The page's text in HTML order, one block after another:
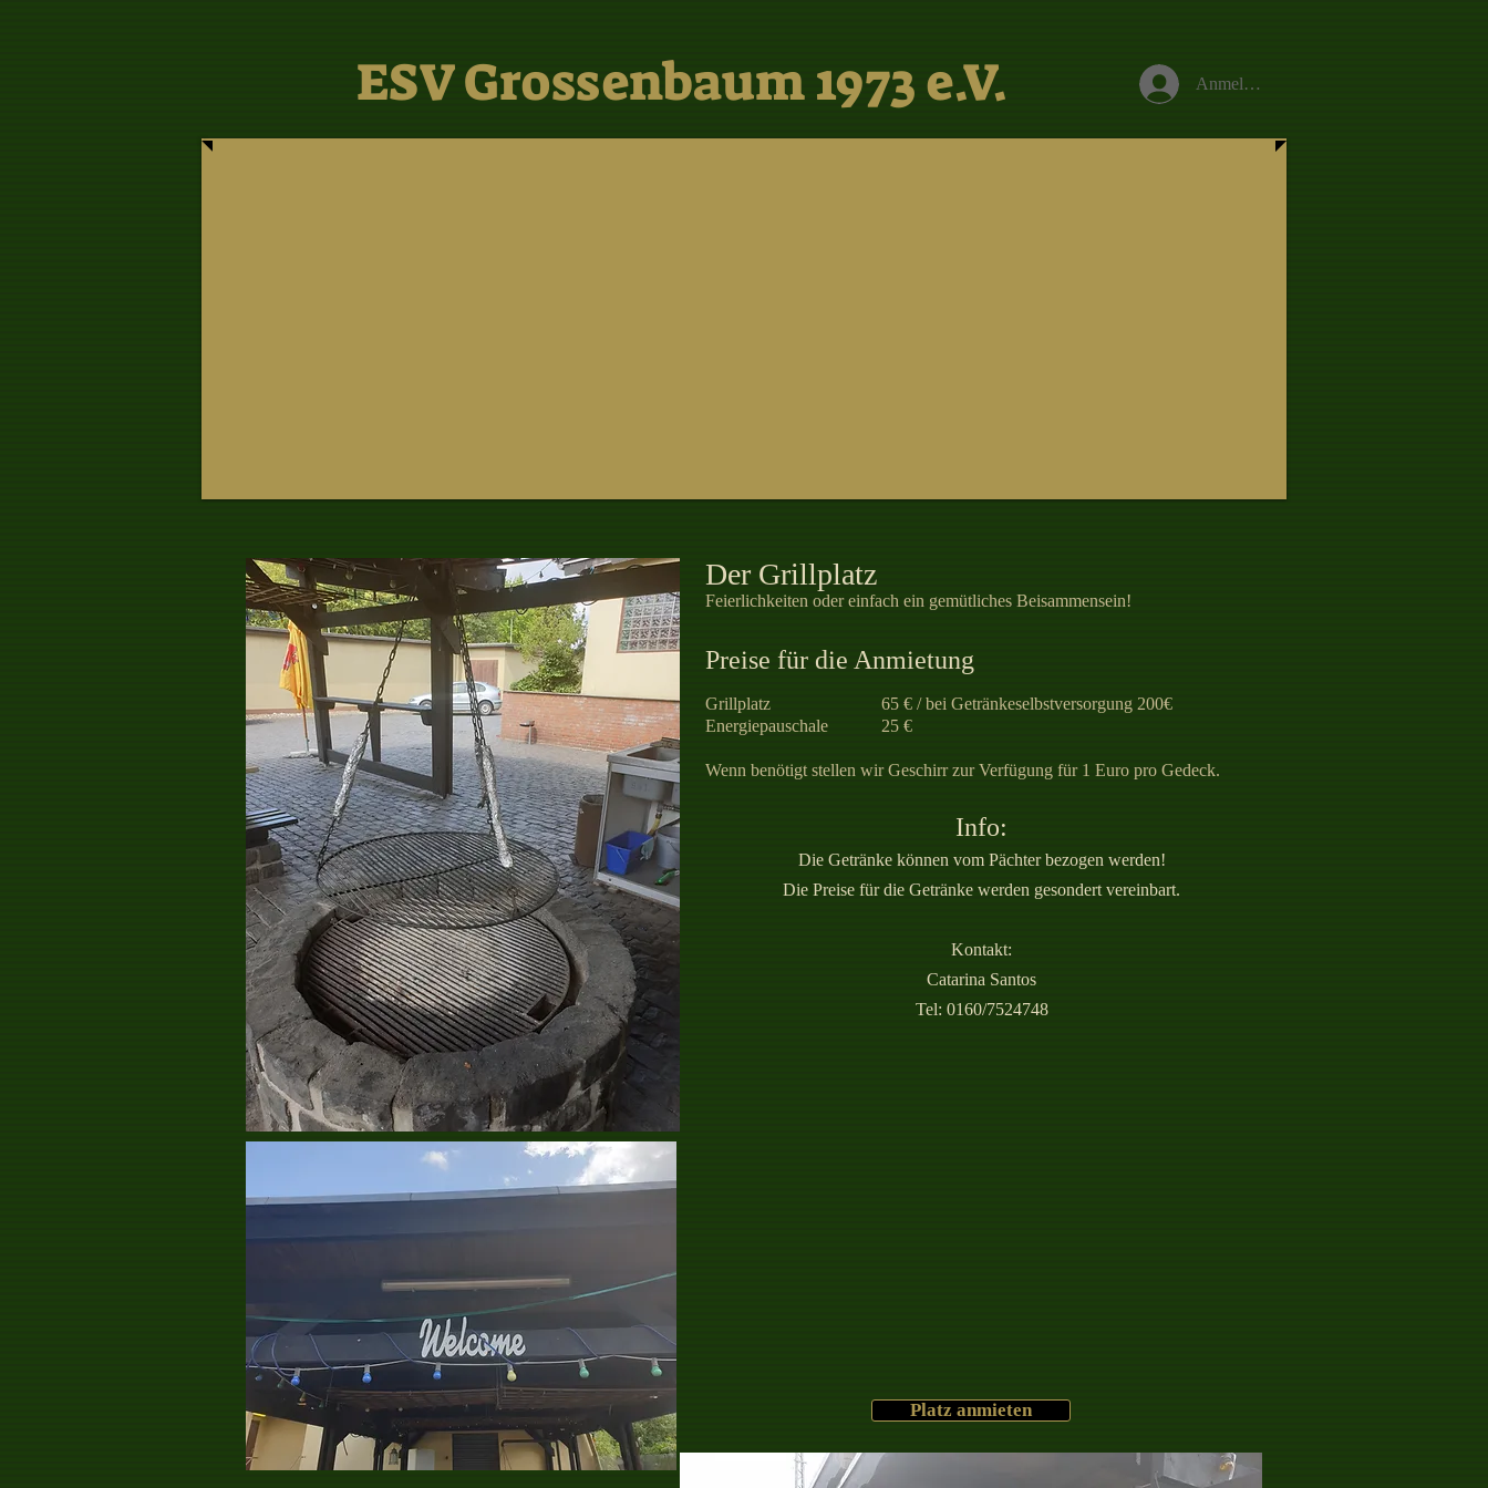
ESV Grossenbaum 1973 e.V. Anmelden
Der Grillplatz
Feierlichkeiten oder einfach ein gemütliches Beisammensein!
Preise für die Anmietung
Grillplatz 65 € / bei Getränkeselbstversorgung 200€
Energiepauschale 25 €
Wenn benötigt stellen wir Geschirr zur Verfügung für 1 Euro pro Gedeck.
Info:
Die Getränke können vom Pächter bezogen werden!
Die Preise für die Getränke werden gesondert vereinbart.
Kontakt:
Catarina Santos
Tel: 0160/7524748
Platz anmieten